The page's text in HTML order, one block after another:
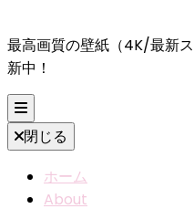
最高画質の壁紙（4K/最新
新中！
閉じる
ホーム
About